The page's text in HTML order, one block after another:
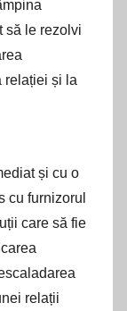
să le rezolvi
relației și la
și cu o
cu furnizorul
care să fie
relații